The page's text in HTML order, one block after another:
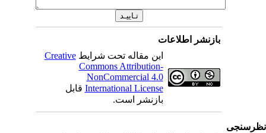
بازنشر اطلاعات
این مقاله تحت شرایطCreative
Commons Attribution-
NonCommercial 4.0
International Licenseقابل
بازنشر است.